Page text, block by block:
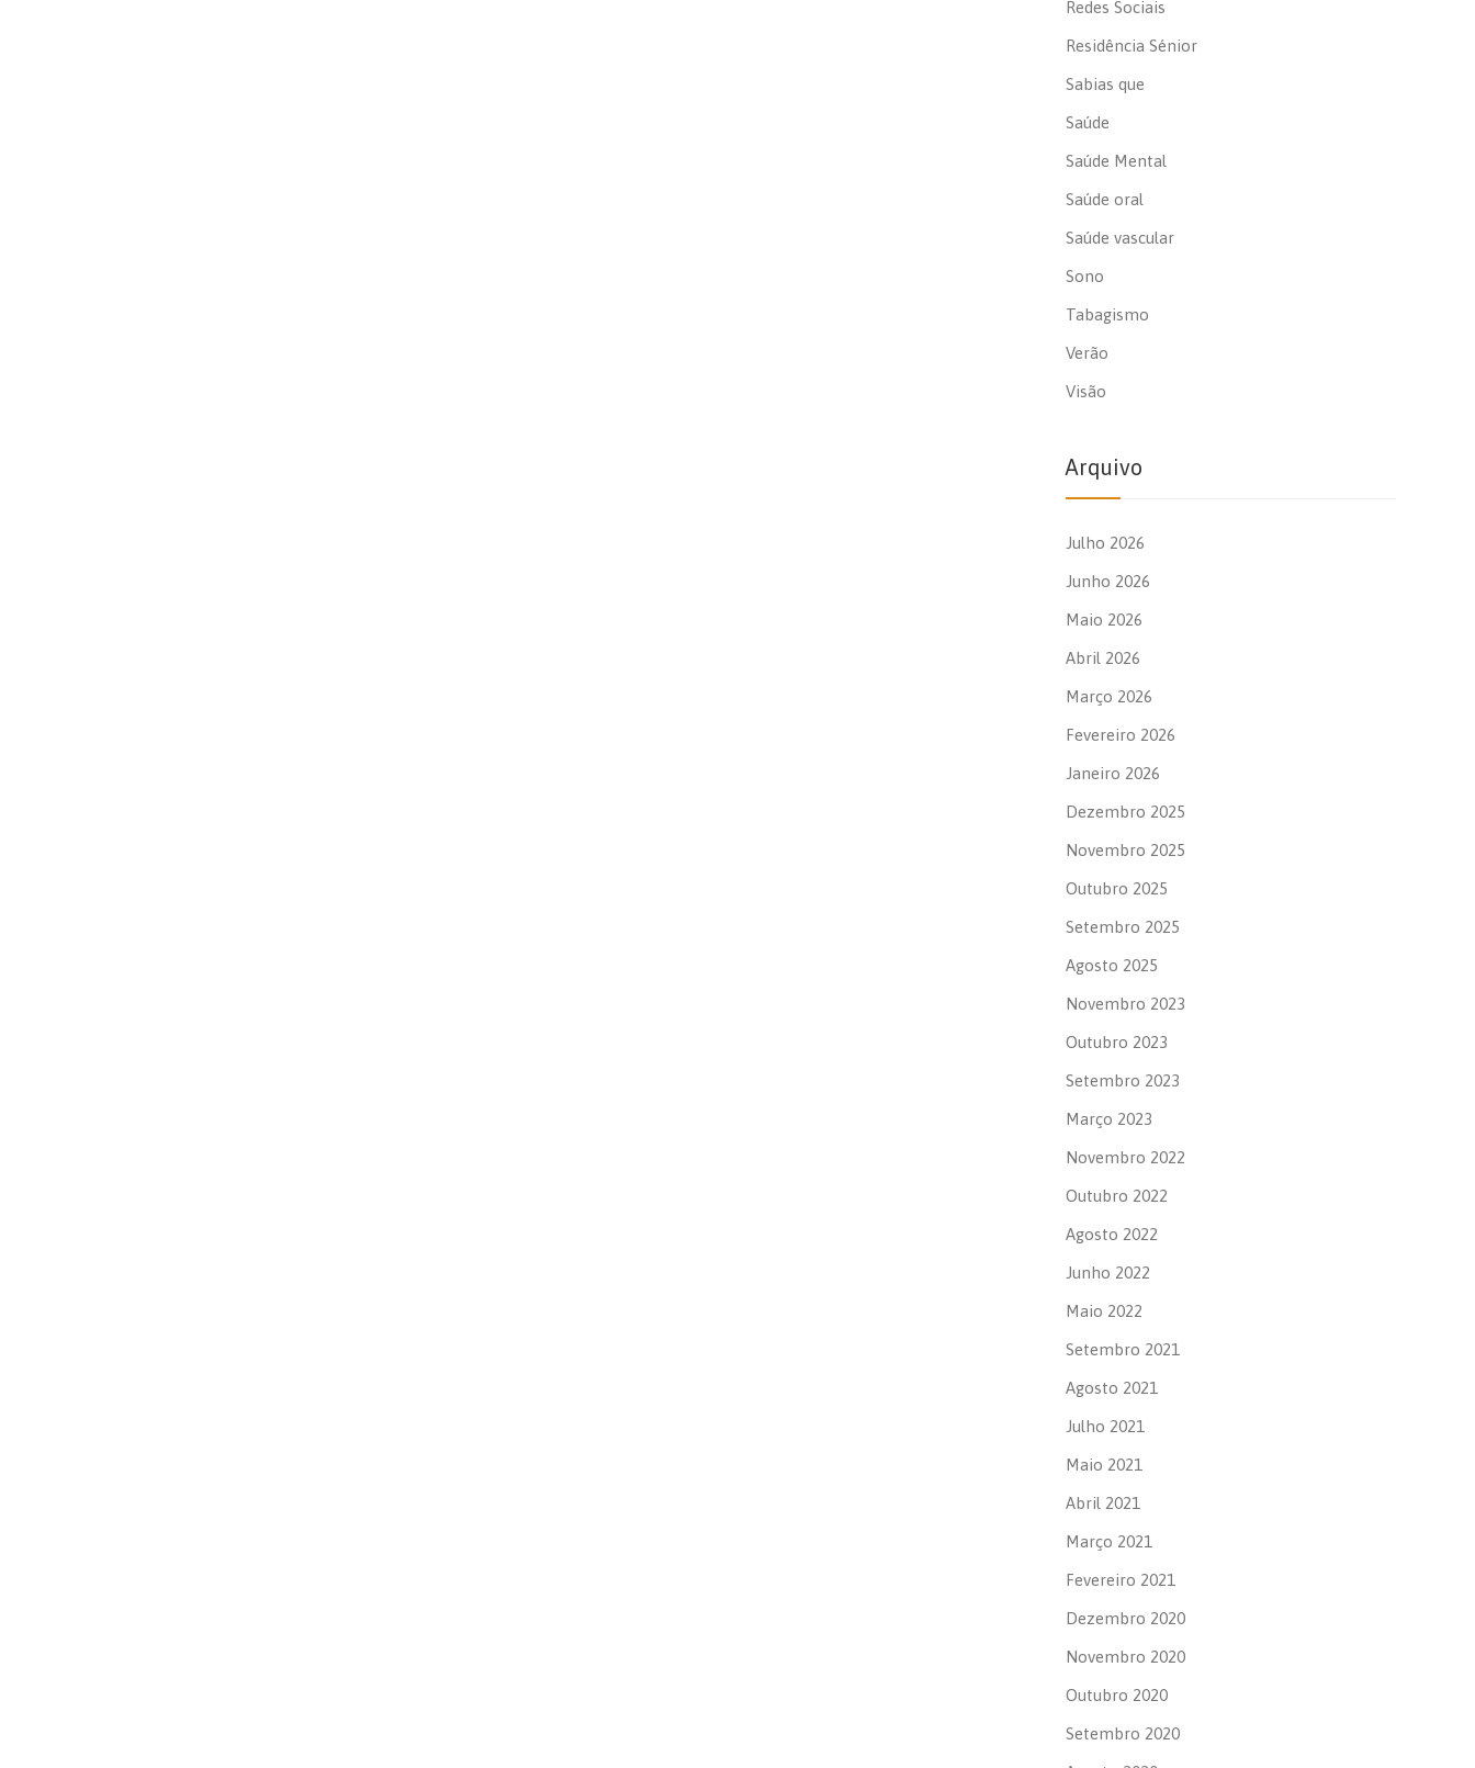
Redes Sociais
Residência Sénior
Sabias que
Saúde
Saúde Mental
Saúde oral
Saúde vascular
Sono
Tabagismo
Verão
Visão
Arquivo
Julho 2026
Junho 2026
Maio 2026
Abril 2026
Março 2026
Fevereiro 2026
Janeiro 2026
Dezembro 2025
Novembro 2025
Outubro 2025
Setembro 2025
Agosto 2025
Novembro 2023
Outubro 2023
Setembro 2023
Março 2023
Novembro 2022
Outubro 2022
Agosto 2022
Junho 2022
Maio 2022
Setembro 2021
Agosto 2021
Julho 2021
Maio 2021
Abril 2021
Março 2021
Fevereiro 2021
Dezembro 2020
Novembro 2020
Outubro 2020
Setembro 2020